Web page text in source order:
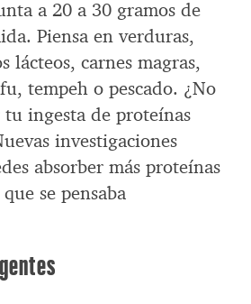
a 20 a 30 gramos de
Piensa en verduras,
lácteos, carnes magras,
tempeh o pescado. ¿No
ingesta de proteínas
investigaciones
absorber más proteínas
se pensaba